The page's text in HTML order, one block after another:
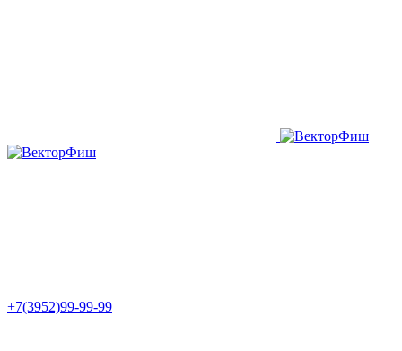
+7(3952)99-99-99